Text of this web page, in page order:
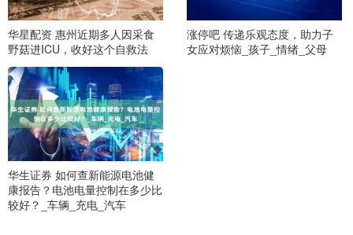
华星配资 惠州近期多人因采食
野菇进ICU，收好这个自救法
涨停吧 传递乐观态度，助力子
女应对烦恼_孩子_情绪_父母
华生证券 如何查新能源电池健
康报告？电池电量控制在多少比
较好？_车辆_充电_汽车